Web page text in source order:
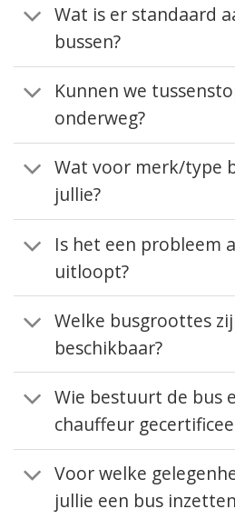
Wat is er standaard
bussen?
Kunnen we
onderweg?
Wat voor merk/type
jullie?
Is het een probleem
uitloopt?
Welke busgroottes
beschikbaar?
Wie bestuurt de bus
chauffeur
Voor welke
jullie een bus